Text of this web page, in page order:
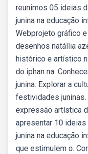
reunimos 05 ideias
junina na educação
Webprojeto gráfico
desenhos natállia
histórico e artístico
do iphan na.
junina. Explorar a
festividades
expressão artística
apresentar 10
junina na educação
que estimulem o.